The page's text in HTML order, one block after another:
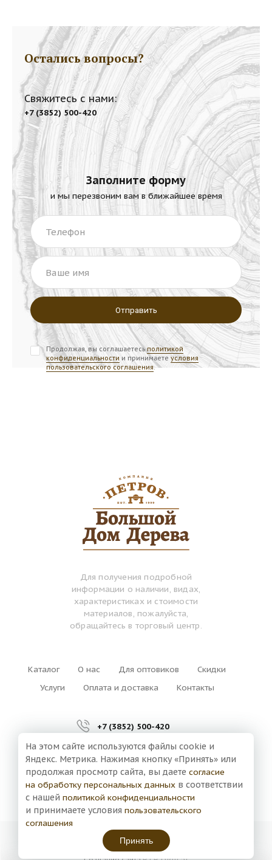
Остались вопросы?
Свяжитесь с нами:
+7 (3852) 500-420
Заполните форму
и мы перезвоним вам в ближайшее время
Телефон
Ваше имя
Продолжая, вы соглашаетесьполитикой
конфиденциальности и принимаете условия
пользовательского соглашения.
Для получения подробной
информации о наличии, видах,
характеристиках и стоимости
материалов, пожалуйста,
обращайтесь в торговый центр.
Каталог О нас Для оптовиков
Скидки
Услуги
Оплата и доставка Контакты
+7 (3852) 500-420
г. Барнаул,
ул. Власихинская, 127а
Большой Дом Дерева © 2026
Правовая информация
На этом сайте используются файлы cookie и
Яндекс. Метрика. Нажимая кнопку «Принять» или
продолжая просмотр сайта, вы даете согласие
на обработку персональных данных в соответствии
с нашей политикой конфиденциальности
и принимаете условия пользовательского
соглашения
Принять